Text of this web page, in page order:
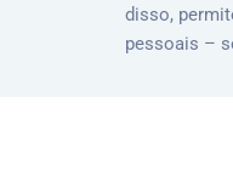
disso,
pessoais –